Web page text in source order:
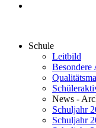
Schule
Leitbild
Besondere
News -
Schuljahr
Schuljahr